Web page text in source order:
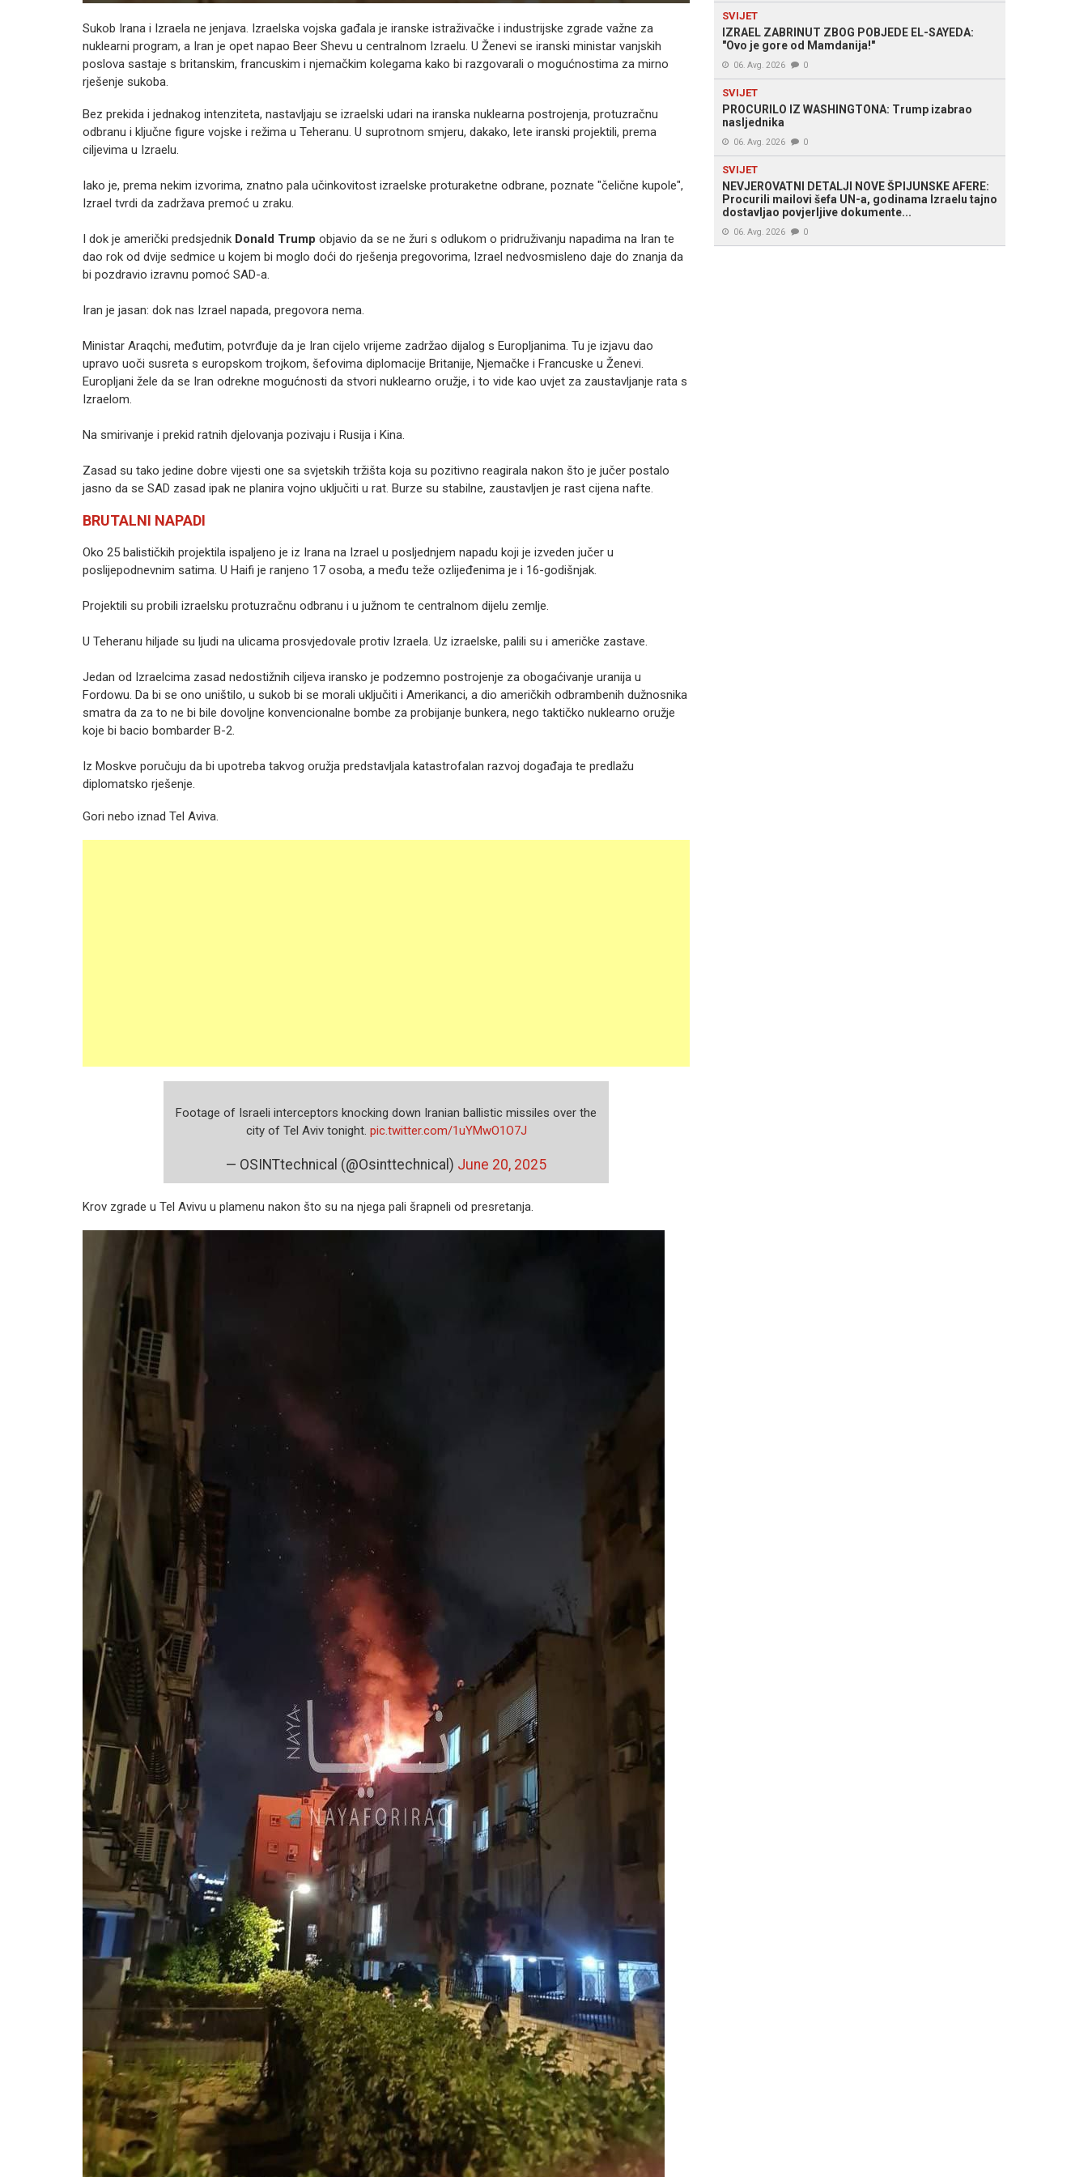
Sukob Irana i Izraela ne jenjava. Izraelska vojska gađala je iranske istraživačke i industrijske zgrade važne za
nuklearni program, a Iran je opet napao Beer Shevu u centralnom Izraelu. U Ženevi se iranski ministar vanjskih
poslova sastaje s britanskim, francuskim i njemačkim kolegama kako bi razgovarali o mogućnostima za mirno
rješenje sukoba.
Bez prekida i jednakog intenziteta, nastavljaju se izraelski udari na iranska nuklearna postrojenja, protuzračnu
odbranu i ključne figure vojske i režima u Teheranu. U suprotnom smjeru, dakako, lete iranski projektili, prema
ciljevima u Izraelu.
Iako je, prema nekim izvorima, znatno pala učinkovitost izraelske proturaketne odbrane, poznate "čelične kupole",
Izrael tvrdi da zadržava premoć u zraku.
I dok je američki predsjednik Donald Trump objavio da se ne žuri s odlukom o pridruživanju napadima na Iran te
dao rok od dvije sedmice u kojem bi moglo doći do rješenja pregovorima, Izrael nedvosmisleno daje do znanja da
bi pozdravio izravnu pomoć SAD-a.
Iran je jasan: dok nas Izrael napada, pregovora nema.
Ministar Araqchi, međutim, potvrđuje da je Iran cijelo vrijeme zadržao dijalog s Europljanima. Tu je izjavu dao
upravo uoči susreta s europskom trojkom, šefovima diplomacije Britanije, Njemačke i Francuske u Ženevi.
Europljani žele da se Iran odrekne mogućnosti da stvori nuklearno oružje, i to vide kao uvjet za zaustavljanje rata s
Izraelom.
Na smirivanje i prekid ratnih djelovanja pozivaju i Rusija i Kina.
Zasad su tako jedine dobre vijesti one sa svjetskih tržišta koja su pozitivno reagirala nakon što je jučer postalo
jasno da se SAD zasad ipak ne planira vojno uključiti u rat. Burze su stabilne, zaustavljen je rast cijena nafte.
BRUTALNI NAPADI
Oko 25 balističkih projektila ispaljeno je iz Irana na Izrael u posljednjem napadu koji je izveden jučer u
poslijepodnevnim satima. U Haifi je ranjeno 17 osoba, a među teže ozlijeđenima je i 16-godišnjak.
Projektili su probili izraelsku protuzračnu odbranu i u južnom te centralnom dijelu zemlje.
U Teheranu hiljade su ljudi na ulicama prosvjedovale protiv Izraela. Uz izraelske, palili su i američke zastave.
Jedan od Izraelcima zasad nedostižnih ciljeva iransko je podzemno postrojenje za obogaćivanje uranija u
Fordowu. Da bi se ono uništilo, u sukob bi se morali uključiti i Amerikanci, a dio američkih odbrambenih dužnosnika
smatra da za to ne bi bile dovoljne konvencionalne bombe za probijanje bunkera, nego taktičko nuklearno oružje
koje bi bacio bombarder B-2.
Iz Moskve poručuju da bi upotreba takvog oružja predstavljala katastrofalan razvoj događaja te predlažu
diplomatsko rješenje.
Gori nebo iznad Tel Aviva.
Footage of Israeli interceptors knocking down Iranian ballistic missiles over the
city of Tel Aviv tonight. pic.twitter.com/1uYMwO1O7J
— OSINTtechnical (@Osinttechnical) June 20, 2025
Krov zgrade u Tel Avivu u plamenu nakon što su na njega pali šrapneli od presretanja.
SVIJET
IZRAEL ZABRINUT ZBOG POBJEDE EL-SAYEDA:
"Ovo je gore od Mamdanija!"
06. Avg. 2026 0
SVIJET
PROCURILO IZ WASHINGTONA: Trump izabrao
nasljednika
06. Avg. 2026 0
SVIJET
NEVJEROVATNI DETALJI NOVE ŠPIJUNSKE AFERE:
Procurili mailovi šefa UN-a, godinama Izraelu tajno
dostavljao povjerljive dokumente...
06. Avg. 2026 0